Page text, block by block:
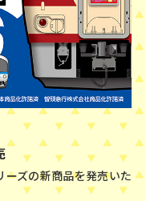
ーズの新商品を発売いた